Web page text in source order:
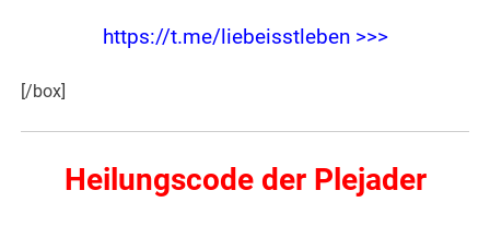
https://t.me/liebeisstleben >>>
[/box]
Heilungscode der Plejader